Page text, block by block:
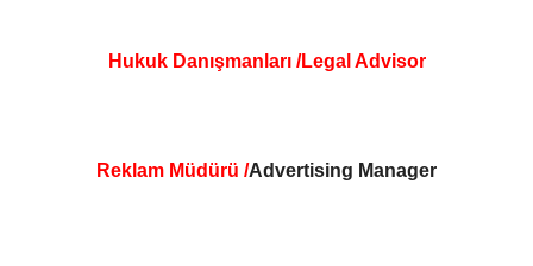
Hukuk Danışmanları /Legal Advisor
Reklam Müdürü /Advertising Manager